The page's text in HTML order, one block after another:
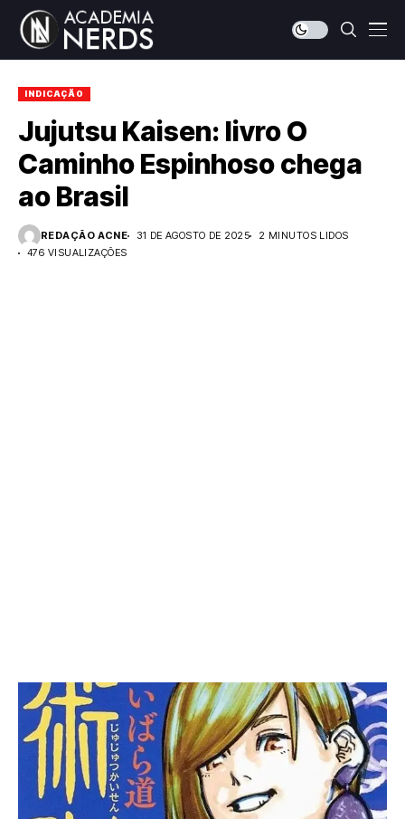
INDICAÇÃO
Jujutsu Kaisen: livro O
Caminho Espinhoso chega
ao Brasil
REDAÇÃO ACNE 31 DE AGOSTO DE 2025
2 MINUTOS LIDOS
476 VISUALIZAÇÕES